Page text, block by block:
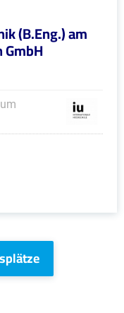
(B.Eng.) am